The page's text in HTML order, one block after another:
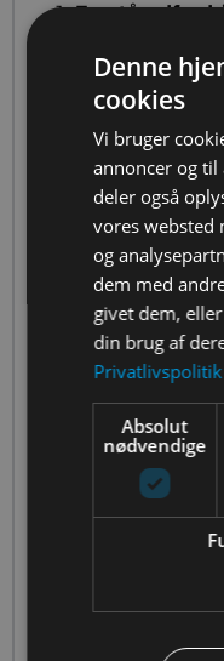
Forstå
Andreas
Company.
Undersøge
:
og
Få ideer: Vi
udfordringer
rummet.
Konkretisere:
vores
Konstruere:Vi
et
Forbedre: Vi
med vores
på vores ide,
:
vores projekt,
dels viser
Denne
cookies
Vi bruger
annoncer og til
deler også
vores websted
og
dem med
givet dem,
din brug af
Privatlivspolitik
Absolut
nødvendige